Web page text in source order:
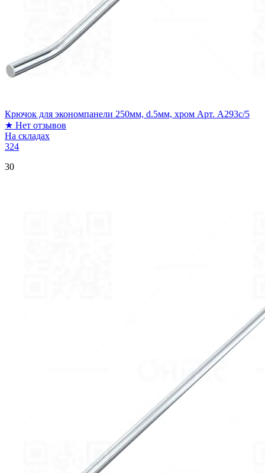
Крючок для экономпанели 250мм, d.5мм, хром Арт. A293c/5
★ Нет отзывов
На складах
324
30